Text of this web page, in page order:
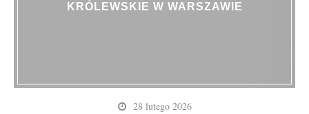
KRÓLEWSKIE W WARSZAWIE
28 lutego 2026